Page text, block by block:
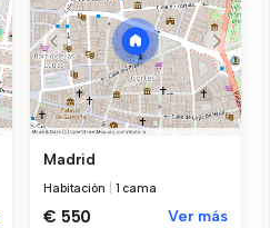
Madrid
Habitación 1 cama
€ 550 Ver más